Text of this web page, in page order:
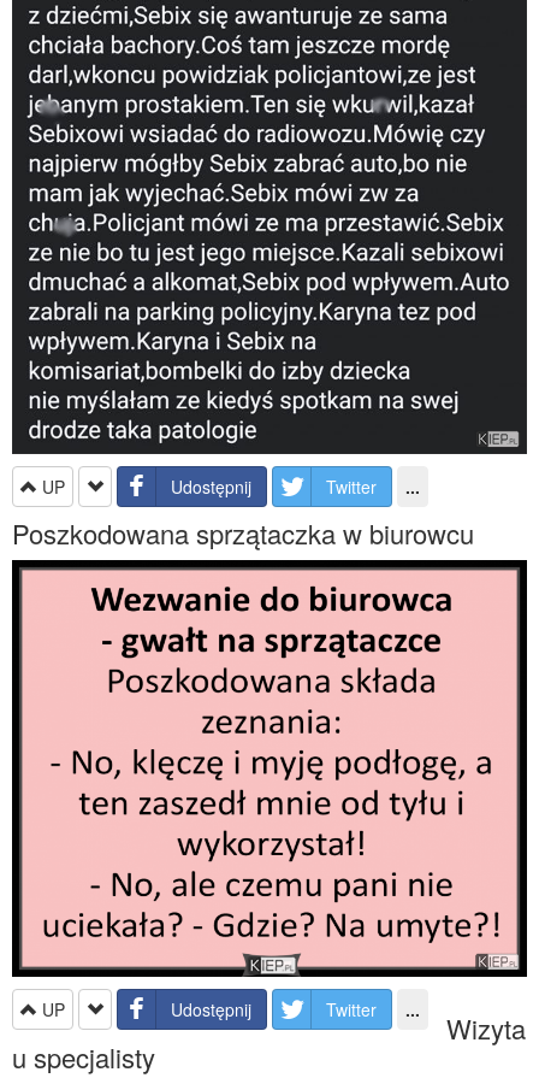
UP Udostępnij Twitter ...
Poszkodowana sprzątaczka w biurowcu
UP Udostępnij Twitter ... Wizyta
u specjalisty